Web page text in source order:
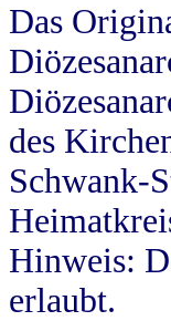
Das
des
Schwank-
Hinweis:
erlaubt.